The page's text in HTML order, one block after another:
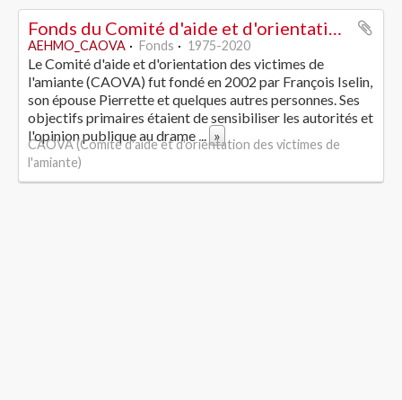
Fonds du Comité d'aide et d'orientation des victimes de l'amiante
AEHMO_CAOVA Fonds 1975-2020
Le Comité d'aide et d'orientation des victimes de
l'amiante (CAOVA) fut fondé en 2002 par François Iselin,
son épouse Pierrette et quelques autres personnes. Ses
objectifs primaires étaient de sensibiliser les autorités et
l'opinion publique au drame... »
CAOVA (Comité d'aide et d'orientation des victimes de
l'amiante)